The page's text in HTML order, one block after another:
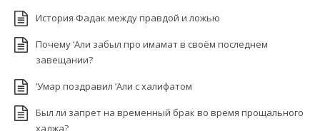
История Фадак между правдой и ложью
Почему ‘Али забыл про имамат в своём последнем
завещании?
‘Умар поздравил ‘Али с халифатом
Был ли запрет на временный брак во время прощального
хаджа?